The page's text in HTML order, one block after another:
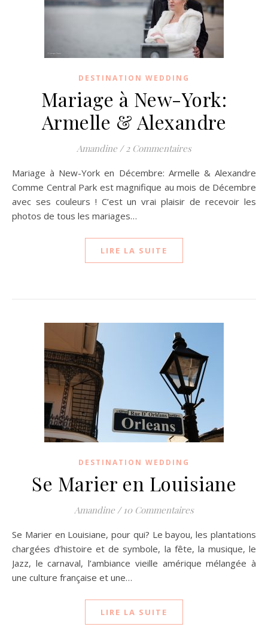
DESTINATION WEDDING
Mariage à New-York:
Armelle & Alexandre
Amandine / 2 Commentaires
Mariage à New-York en Décembre: Armelle & Alexandre
Comme Central Park est magnifique au mois de Décembre
avec ses couleurs ! C’est un vrai plaisir de recevoir les
photos de tous les mariages…
LIRE LA SUITE
DESTINATION WEDDING
Se Marier en Louisiane
Amandine / 10 Commentaires
Se Marier en Louisiane, pour qui? Le bayou, les plantations
chargées d’histoire et de symbole, la fête, la musique, le
Jazz, le carnaval, l’ambiance vieille amérique mélangée à
une culture française et une…
LIRE LA SUITE